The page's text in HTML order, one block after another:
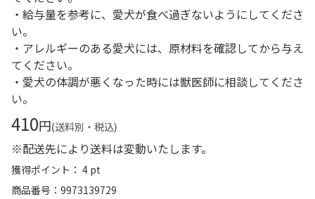
・給与量を参考に、愛犬が食べ過ぎないようにしてくださ
い。
・アレルギーのある愛犬には、原材料を確認してから与え
てください。
・愛犬の体調が悪くなった時には獣医師に相談してくださ
い。
410円(送料別・税込)
※配送先により送料は変動いたします。
獲得ポイント： 4 pt
商品番号
9973139729